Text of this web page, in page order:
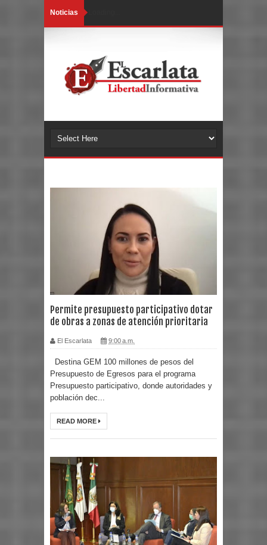
Noticias
Permite presupuesto participativo dotar
de obras a zonas de atención prioritaria
El Escarlata 9:00 a.m.
Destina GEM 100 millones de pesos del
Presupuesto de Egresos para el programa
Presupuesto participativo, donde autoridades y
población dec...
READ MORE